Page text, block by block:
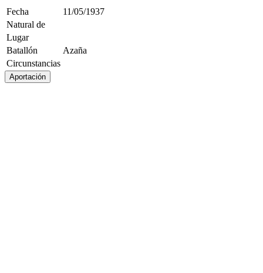
Fecha
11/05/1937
Natural de
Lugar
Batallón
Azaña
Circunstancias